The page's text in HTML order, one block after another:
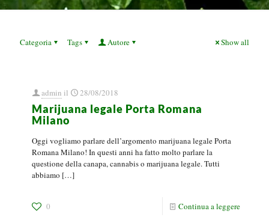
Categoria Tags Autore Show all
admin il 28/08/2018
Marijuana legale Porta Romana
Milano
Oggi vogliamo parlare dell’argomento marijuana legale Porta
Romana Milano! In questi anni ha fatto molto parlare la
questione della canapa, cannabis o marijuana legale. Tutti
abbiamo […]
0 Continua a leggere